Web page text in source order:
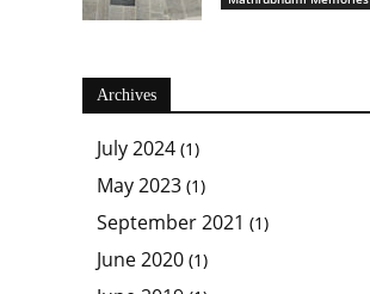
Archives
July 2024 (1)
May 2023 (1)
September 2021 (1)
June 2020 (1)